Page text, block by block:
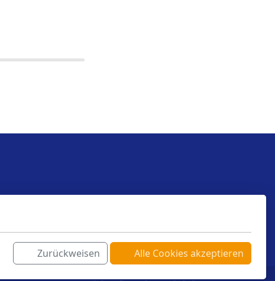
Zurückweisen Alle Cookies akzeptieren